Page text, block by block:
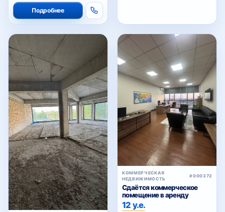
Подробнее
КОММЕРЧЕСКАЯ
НЕДВИЖИМОСТЬ
#000372
Сдаётся коммерческое
помещение в аренду
12 у.е.